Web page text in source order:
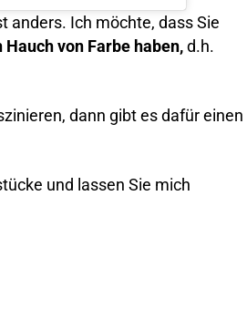
anders. Ich möchte, dass Sie
von Farbe haben,d.h.
dann gibt es dafür einen
und lassen Sie mich